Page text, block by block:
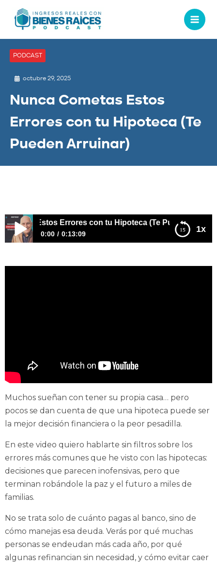
PODCAST
octubre 29, 2025
Nunca Cometas Estos
Errores con tu Hipoteca (Te
Pueden Arruinar)
1x
Estos Errores con tu Hipoteca (Te Pueden Arruinar)
0:00 0:13:09
Muchos sueñan con tener su propia casa… pero
pocos se dan cuenta de que una hipoteca puede ser
la mejor decisión financiera o la peor pesadilla.
En este video quiero hablarte sin filtros sobre los
errores más comunes que he visto con las hipotecas:
decisiones que parecen inofensivas, pero que
terminan robándole la paz y el futuro a miles de
familias.
No se trata solo de cuánto pagas al banco, sino de
cómo manejas esa deuda. Verás por qué muchas
personas se endeudan más cada año, por qué
algunas refinancian sin necesidad, y cómo evitar caer